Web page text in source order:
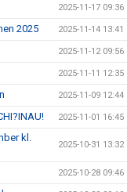
2025-11-17 09:36
2025 2025-11-14 13:41
2025-11-12 09:56
2025-11-11 12:35
2025-11-09 12:44
2025-11-01 16:45
kl.
2025-10-31 13:32
2025-10-28 09:46